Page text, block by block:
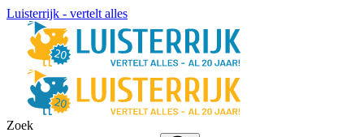
Luisterrijk - vertelt alles
Zoek